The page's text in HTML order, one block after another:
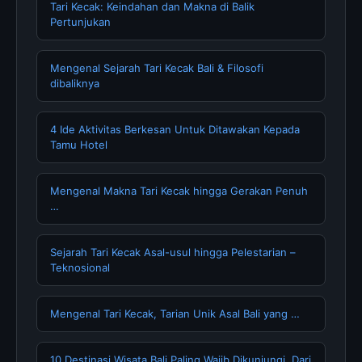
Tari Kecak: Keindahan dan Makna di Balik
Pertunjukan
Mengenal Sejarah Tari Kecak Bali & Filosofi
dibaliknya
4 Ide Aktivitas Berkesan Untuk Ditawakan Kepada
Tamu Hotel
Mengenal Makna Tari Kecak hingga Gerakan Penuh
…
Sejarah Tari Kecak Asal-usul hingga Pelestarian –
Teknosional
Mengenal Tari Kecak, Tarian Unik Asal Bali yang …